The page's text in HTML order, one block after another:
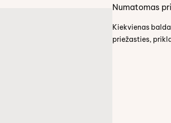
Numatomas
Kiekvienas
priežasties,